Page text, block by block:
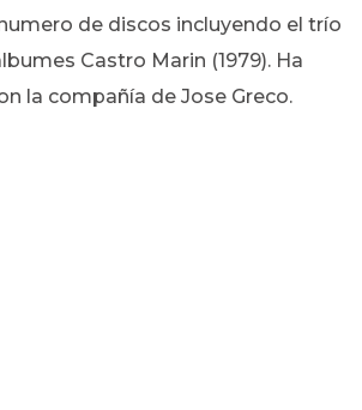
de discos incluyendo el trío
Castro Marin (1979). Ha
la compañía de Jose Greco.